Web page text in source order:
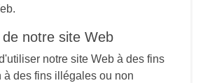
notre site Web
notre site Web à des fins
à des fins illégales ou non